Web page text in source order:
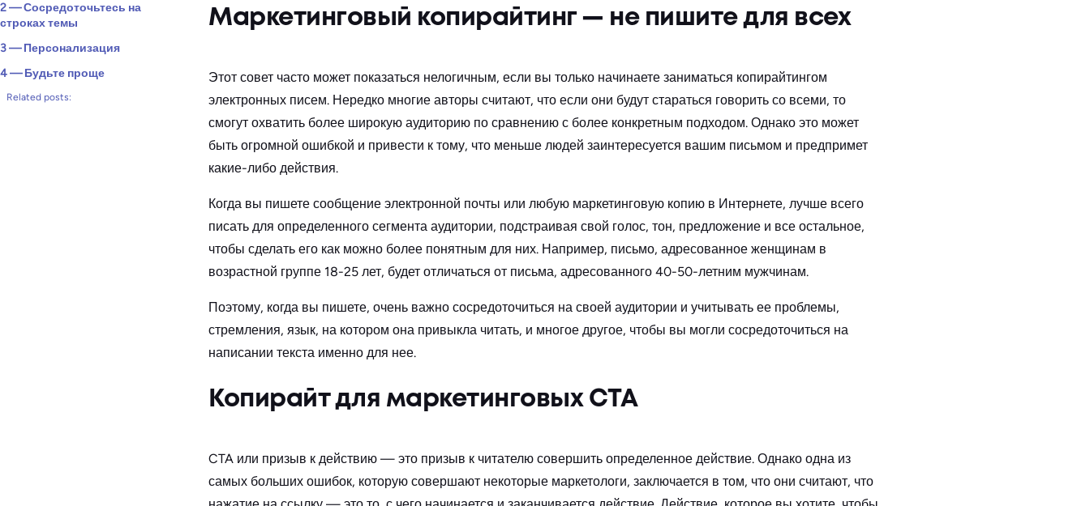
2 — Сосредоточьтесь на
строках темы
3 — Персонализация
4 — Будьте проще
Related posts:
Маркетинговый копирайтинг — не пишите для всех
Этот совет часто может показаться нелогичным, если вы только начинаете заниматься копирайтингом
электронных писем. Нередко многие авторы считают, что если они будут стараться говорить со всеми, то
смогут охватить более широкую аудиторию по сравнению с более конкретным подходом. Однако это может
быть огромной ошибкой и привести к тому, что меньше людей заинтересуется вашим письмом и предпримет
какие-либо действия.
Когда вы пишете сообщение электронной почты или любую маркетинговую копию в Интернете, лучше всего
писать для определенного сегмента аудитории, подстраивая свой голос, тон, предложение и все остальное,
чтобы сделать его как можно более понятным для них. Например, письмо, адресованное женщинам в
возрастной группе 18-25 лет, будет отличаться от письма, адресованного 40-50-летним мужчинам.
Поэтому, когда вы пишете, очень важно сосредоточиться на своей аудитории и учитывать ее проблемы,
стремления, язык, на котором она привыкла читать, и многое другое, чтобы вы могли сосредоточиться на
написании текста именно для нее.
Копирайт для маркетинговых CTA
CTA или призыв к действию — это призыв к читателю совершить определенное действие. Однако одна из
самых больших ошибок, которую совершают некоторые маркетологи, заключается в том, что они считают, что